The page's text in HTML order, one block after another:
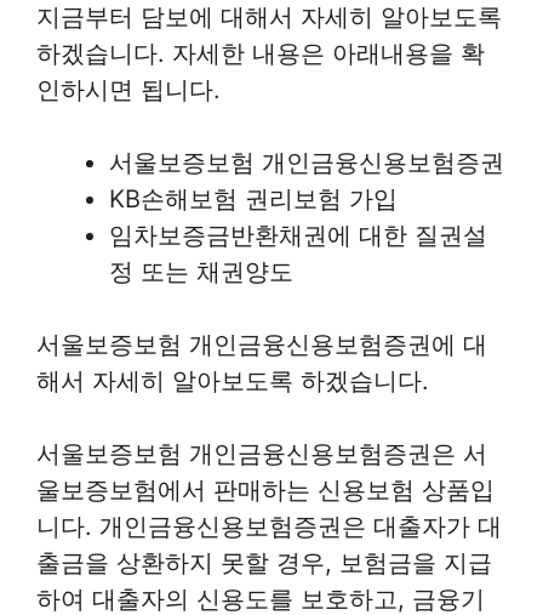
지금부터 담보에 대해서 자세히 알아보도록
하겠습니다. 자세한 내용은 아래내용을 확
인하시면 됩니다.
서울보증보험 개인금융신용보험증권
KB손해보험 권리보험 가입
임차보증금반환채권에 대한 질권설
정 또는 채권양도
서울보증보험 개인금융신용보험증권에 대
해서 자세히 알아보도록 하겠습니다.
서울보증보험 개인금융신용보험증권은 서
울보증보험에서 판매하는 신용보험 상품입
니다. 개인금융신용보험증권은 대출자가 대
출금을 상환하지 못할 경우, 보험금을 지급
하여 대출자의 신용도를 보호하고, 금융기